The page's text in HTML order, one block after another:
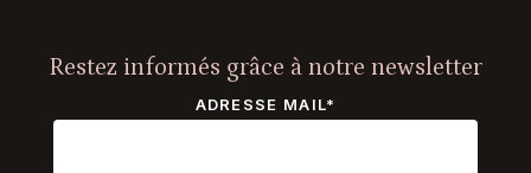
Restez informés grâce à notre newsletter
ADRESSE MAIL*